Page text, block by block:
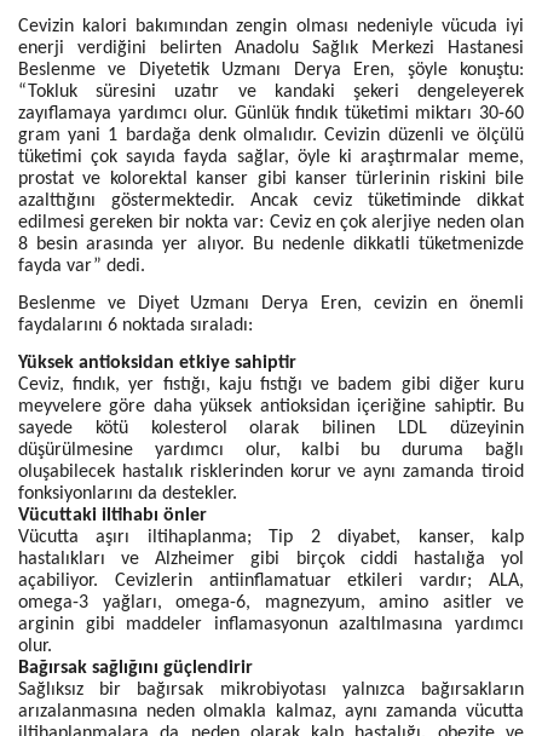
Cevizin kalori bakımından zengin olması nedeniyle vücuda iyi
enerji verdiğini belirten Anadolu Sağlık Merkezi Hastanesi
Beslenme ve Diyetetik Uzmanı Derya Eren, şöyle konuştu:
“Tokluk süresini uzatır ve kandaki şekeri dengeleyerek
zayıflamaya yardımcı olur. Günlük fındık tüketimi miktarı 30-60
gram yani 1 bardağa denk olmalıdır. Cevizin düzenli ve ölçülü
tüketimi çok sayıda fayda sağlar, öyle ki araştırmalar meme,
prostat ve kolorektal kanser gibi kanser türlerinin riskini bile
azalttığını göstermektedir. Ancak ceviz tüketiminde dikkat
edilmesi gereken bir nokta var: Ceviz en çok alerjiye neden olan
8 besin arasında yer alıyor. Bu nedenle dikkatli tüketmenizde
fayda var” dedi.
Beslenme ve Diyet Uzmanı Derya Eren, cevizin en önemli
faydalarını 6 noktada sıraladı:
Yüksek antioksidan etkiye sahiptir
Ceviz, fındık, yer fıstığı, kaju fıstığı ve badem gibi diğer kuru
meyvelere göre daha yüksek antioksidan içeriğine sahiptir. Bu
sayede kötü kolesterol olarak bilinen LDL düzeyinin
düşürülmesine yardımcı olur, kalbi bu duruma bağlı
oluşabilecek hastalık risklerinden korur ve aynı zamanda tiroid
fonksiyonlarını da destekler.
Vücuttaki iltihabı önler
Vücutta aşırı iltihaplanma; Tip 2 diyabet, kanser, kalp
hastalıkları ve Alzheimer gibi birçok ciddi hastalığa yol
açabiliyor. Cevizlerin antiinflamatuar etkileri vardır; ALA,
omega-3 yağları, omega-6, magnezyum, amino asitler ve
arginin gibi maddeler inflamasyonun azaltılmasına yardımcı
olur.
Bağırsak sağlığını güçlendirir
Sağlıksız bir bağırsak mikrobiyotası yalnızca bağırsakların
arızalanmasına neden olmakla kalmaz, aynı zamanda vücutta